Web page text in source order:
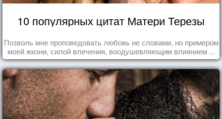
10 популярных цитат Матери Терезы
Позволь мне проповедовать любовь не словами, но примером
моей жизни, силой влечения, воодушевляющим влиянием ...